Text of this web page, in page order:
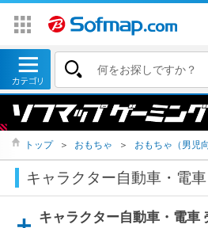
トップ ＞ おもちゃ ＞ おもちゃ（男児向
キャラクター自動車・電車
キャラクター自動車・電車